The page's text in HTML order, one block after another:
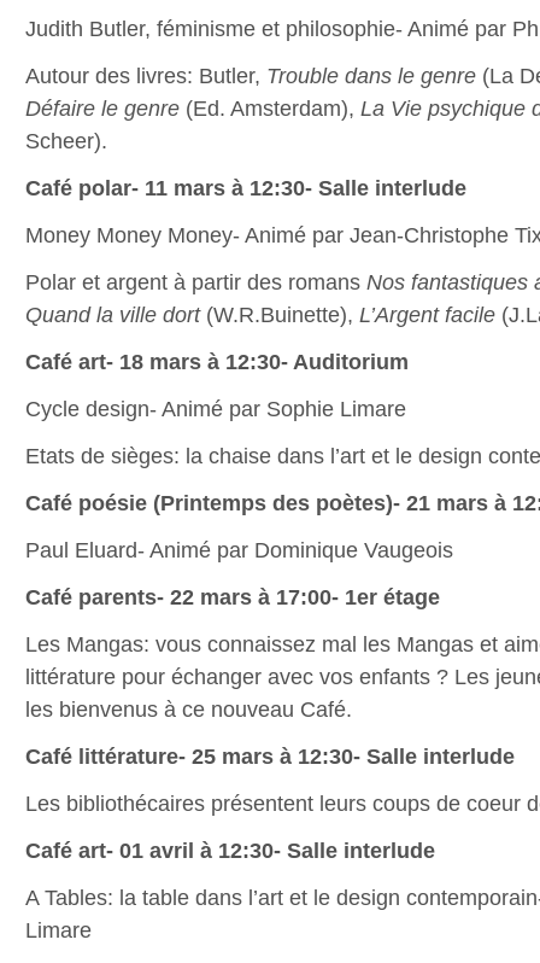
Judith Butler, féminisme et philosophie- Animé par
Autour des livres: Butler, Trouble dans le genre (La
Défaire le genre (Ed. Amsterdam), La Vie psychique
Scheer).
Café polar- 11 mars à 12:30- Salle interlude
Money Money Money- Animé par Jean-Christophe
Polar et argent à partir des romans Nos fantastiques
Quand la ville dort(W.R.Buinette), L’Argent facile
Café art- 18 mars à 12:30- Auditorium
Cycle design- Animé par Sophie Limare
Etats de sièges: la chaise dans l’art et le design
Café poésie (Printemps des poètes)- 21 mars à
Paul Eluard- Animé par Dominique Vaugeois
Café parents- 22 mars à 17:00- 1er étage
Les Mangas: vous connaissez mal les Mangas et
littérature pour échanger avec vos enfants ? Les
les bienvenus à ce nouveau Café.
Café littérature- 25 mars à 12:30- Salle interlude
Les bibliothécaires présentent leurs coups de coeur
Café art- 01 avril à 12:30- Salle interlude
A Tables: la table dans l’art et le design
Limare